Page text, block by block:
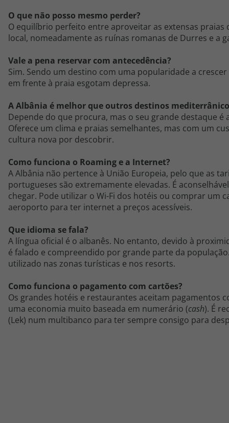
O que não posso mesmo perder?
O equilíbrio perfeito entre aproveitar as extensas
local, nomeadamente as ruínas romanas de Durres e a
Vale a pena reservar com antecedência?
Sim. Sendo um destino com uma popularidade a
em frente à praia esgotam depressa.
A Albânia é melhor que outros destinos
Depende do que procura, mas o seu grande destaque
Oferece um clima e praias semelhantes, mas com um
cultura nova por descobrir.
Como funciona o Roaming e a Internet?
A Albânia não pertence à União Europeia, pelo que as
portugueses são extremamente elevadas. É
chegar. Pode utilizar o Wi-Fi dos hotéis ou comprar um
aeroporto para ter internet a preços acessíveis.
Que idioma se fala?
A língua oficial é o albanês. No entanto, devido à
é falado e compreendido por grande parte da
utilizado nas zonas turísticas e nos resorts.
Como funciona o pagamento com cartões?
Os grandes hotéis e restaurantes aceitam pagamentos
uma economia muito baseada em numerário (cash). É
(Lek) num multibanco para ter sempre consigo para